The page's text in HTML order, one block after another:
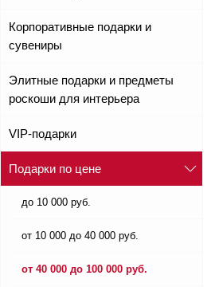
Корпоративные подарки и
сувениры
Элитные подарки и предметы
роскоши для интерьера
VIP-подарки
Подарки по цене
до 10 000 руб.
от 10 000 до 40 000 руб.
от 40 000 до 100 000 руб.